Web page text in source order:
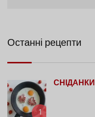
Останні рецепти
1
СНІДАНКИ